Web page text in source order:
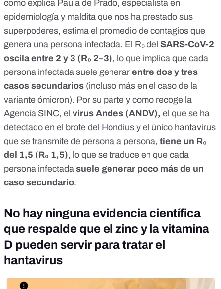
como explica Paula de Prado, especialista en
epidemiología y maldita que nos ha prestado sus
superpoderes, estima el promedio de contagios que
genera una persona infectada. El R₀ del SARS-CoV-2
oscila entre 2 y 3 (R₀ 2–3), lo que implica que cada
persona infectada suele generar entre dos y tres
casos secundarios (incluso más en el caso de la
variante ómicron). Por su parte y como recoge la
Agencia SINC, el virus Andes (ANDV), el que se ha
detectado en el brote del Hondius y el único hantavirus
que se transmite de persona a persona, tiene un R₀
del 1,5 (R₀ 1,5), lo que se traduce en que cada
persona infectada suele generar poco más de un
caso secundario.
No hay ninguna evidencia científica
que respalde que el zinc y la vitamina
D pueden servir para tratar el
hantavirus